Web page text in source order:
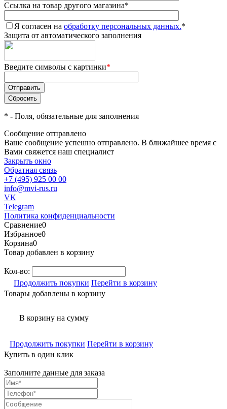
Ссылка на товар другого магазина*
Я согласен на обработку персональных данных.*
Защита от автоматического заполнения
Введите символы с картинки*
* - Поля, обязательные для заполнения
Сообщение отправлено
Ваше сообщение успешно отправлено. В ближайшее время с
Вами свяжется наш специалист
Закрыть окно
Обратная связь
+7 (495) 925 00 00
info@mvi-rus.ru
VK
Telegram
Политика конфиденциальности
Сравнение0
Избранное0
Корзина0
Товар добавлен в корзину
Кол-во:
Продолжить покупки Перейти в корзину
Товары добавлены в корзину
В корзину на сумму
Продолжить покупки Перейти в корзину
Купить в один клик
Заполните данные для заказа